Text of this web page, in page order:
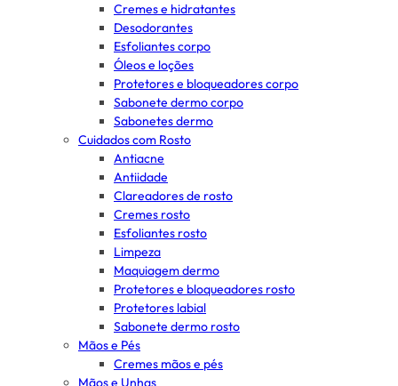
Cremes e hidratantes
Desodorantes
Esfoliantes corpo
Óleos e loções
Protetores e bloqueadores corpo
Sabonete dermo corpo
Sabonetes dermo
Cuidados com Rosto
Antiacne
Antiidade
Clareadores de rosto
Cremes rosto
Esfoliantes rosto
Limpeza
Maquiagem dermo
Protetores e bloqueadores rosto
Protetores labial
Sabonete dermo rosto
Mãos e Pés
Cremes mãos e pés
Mãos e Unhas